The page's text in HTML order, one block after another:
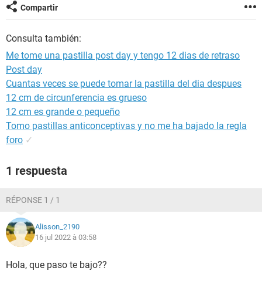
Compartir
Consulta también:
Me tome una pastilla post day y tengo 12 dias de retraso
Post day
Cuantas veces se puede tomar la pastilla del dia despues
12 cm de circunferencia es grueso
12 cm es grande o pequeño
Tomo pastillas anticonceptivas y no me ha bajado la regla
foro ✓
1 respuesta
RÉPONSE 1 / 1
Alisson_2190
16 jul 2022 à 03:58
Hola, que paso te bajo??